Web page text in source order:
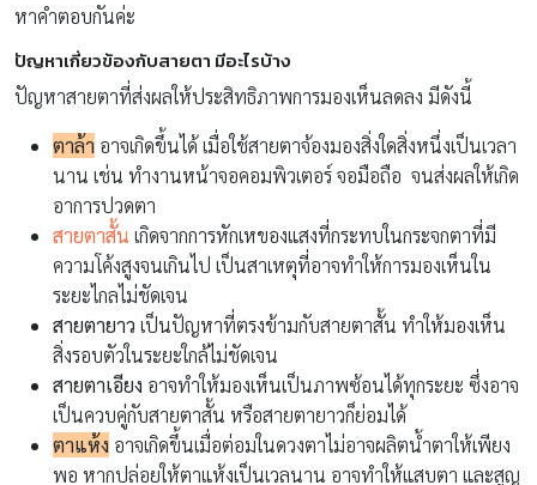
หาคำตอบกันค่ะ
ปัญหาเกี่ยวข้องกับสายตา มีอะไรบ้าง
ปัญหาสายตาที่ส่งผลให้ประสิทธิภาพการมองเห็นลดลง มีดังนี้
ตาล้า อาจเกิดขึ้นได้ เมื่อใช้สายตาจ้องมองสิ่งใดสิ่งหนึ่งเป็นเวลา
นาน เช่น ทำงานหน้าจอคอมพิวเตอร์ จอมือถือ จนส่งผลให้เกิด
อาการปวดตา
สายตาสั้น เกิดจากการหักเหของแสงที่กระทบในกระจกตาที่มี
ความโค้งสูงจนเกินไป เป็นสาเหตุที่อาจทำให้การมองเห็นใน
ระยะไกลไม่ชัดเจน
สายตายาว เป็นปัญหาที่ตรงข้ามกับสายตาสั้น ทำให้มองเห็น
สิ่งรอบตัวในระยะใกล้ไม่ชัดเจน
สายตาเอียง อาจทำให้มองเห็นเป็นภาพซ้อนได้ทุกระยะ ซึ่งอาจ
เป็นควบคู่กับสายตาสั้น หรือสายตายาวก็ย่อมได้
ตาแห้ง อาจเกิดขึ้นเมื่อต่อมในดวงตาไม่อาจผลิตน้ำตาให้เพียง
พอ หากปล่อยให้ตาแห้งเป็นเวลนาน อาจทำให้แสบตา และสูญ